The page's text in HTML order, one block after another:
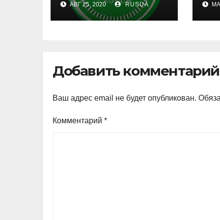
АВГ 25, 2020 RUSUA
Добавить комментарий
Ваш адрес email не будет опубликован.
Комментарий *